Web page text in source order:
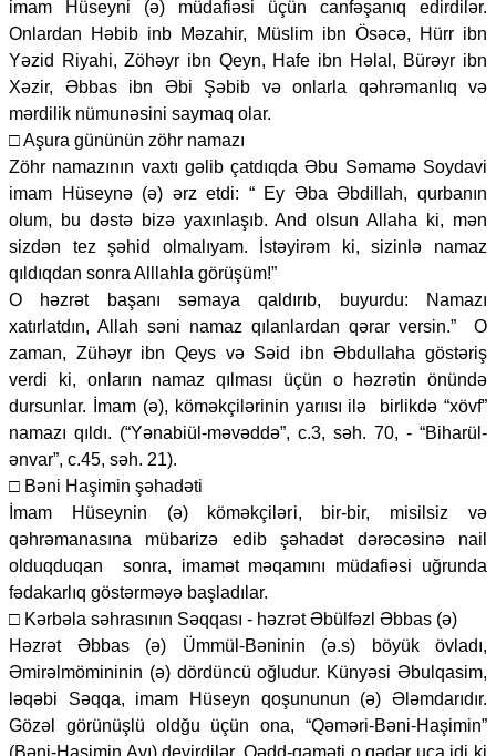
imam Hüseyni (ə) müdafiəsi üçün canfəşanıq edirdilər.
Onlardan Həbib inb Məzahir, Müslim ibn Ösəcə, Hürr ibn
Yəzid Riyahi, Zöhəyr ibn Qeyn, Hafe ibn Həlal, Bürəyr ibn
Xəzir, Əbbas ibn Əbi Şəbib və onlarla qəhrəmanlıq və
mərdilik nümunəsini saymaq olar.
□ Aşura gününün zöhr namazı
Zöhr namazının vaxtı gəlib çatdıqda Əbu Səmamə Soydavi
imam Hüseynə (ə) ərz etdi: “ Ey Əba Əbdillah, qurbanın
olum, bu dəstə bizə yaxınlaşıb. And olsun Allaha ki, mən
sizdən tez şəhid olmalıyam. İstəyirəm ki, sizinlə namaz
qıldıqdan sonra Alllahla görüşüm!”
O həzrət başanı səmaya qaldırıb, buyurdu: Namazı
xatırlatdın, Allah səni namaz qılanlardan qərar versin.” O
zaman, Zühəyr ibn Qeys və Səid ibn Əbdullaha göstəriş
verdi ki, onların namaz qılması üçün o həzrətin önündə
dursunlar. İmam (ə), köməkçilərinin yarıısı ilə birlikdə “xövf”
namazı qıldı. (“Yənabiül-məvəddə”, c.3, səh. 70, - “Biharül-
ənvar”, c.45, səh. 21).
□ Bəni Haşimin şəhadəti
İmam Hüseynin (ə) köməkçiləri, bir-bir, misilsiz və
qəhrəmanasına mübarizə edib şəhadət dərəcəsinə nail
olduqduqan sonra, imamət məqamını müdafiəsi uğrunda
fədakarlıq göstərməyə başladılar.
□ Kərbəla səhrasının Səqqası - həzrət Əbülfəzl Əbbas (ə)
Həzrət Əbbas (ə) Ümmül-Bəninin (ə.s) böyük övladı,
Əmirəlmömininin (ə) dördüncü oğludur. Künyəsi Əbulqasim,
ləqəbi Səqqa, imam Hüseyn qoşununun (ə) Ələmdarıdır.
Gözəl görünüşlü oldğu üçün ona, “Qəməri-Bəni-Haşimin”
(Bəni-Haşimin Ayı) deyirdilər. Qədd-qaməti o qədər uca idi ki